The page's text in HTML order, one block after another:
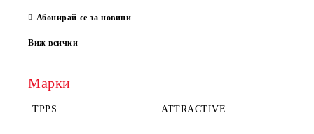
Абонирай се за новини
Виж всички
Марки
TPPS ATTRACTIVE